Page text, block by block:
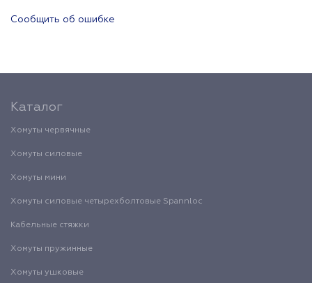
Сообщить об ошибке
Каталог
Хомуты червячные
Хомуты силовые
Хомуты мини
Хомуты силовые четырехболтовые Spannloc
Кабельные стяжки
Хомуты пружинные
Хомуты ушковые